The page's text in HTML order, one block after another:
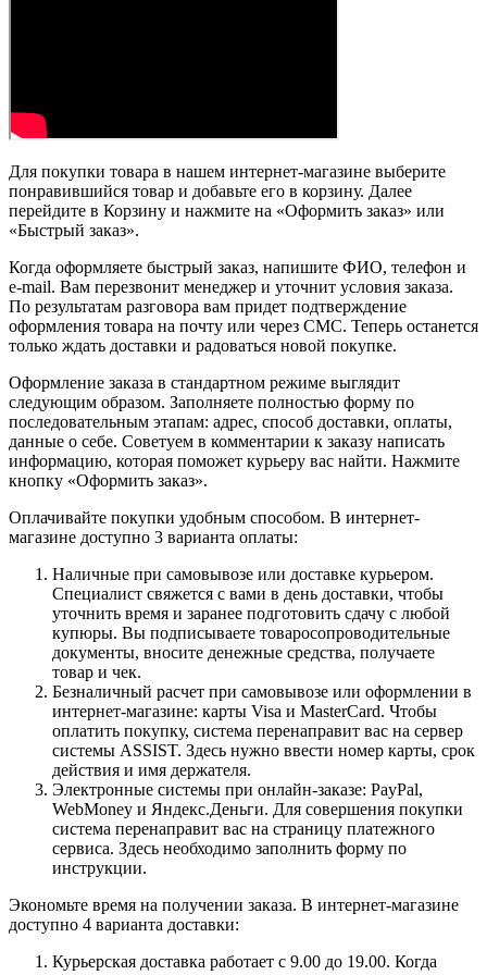
Для покупки товара в нашем интернет-магазине выберите
понравившийся товар и добавьте его в корзину. Далее
перейдите в Корзину и нажмите на «Оформить заказ» или
«Быстрый заказ».
Когда оформляете быстрый заказ, напишите ФИО, телефон и
e-mail. Вам перезвонит менеджер и уточнит условия заказа.
По результатам разговора вам придет подтверждение
оформления товара на почту или через СМС. Теперь останется
только ждать доставки и радоваться новой покупке.
Оформление заказа в стандартном режиме выглядит
следующим образом. Заполняете полностью форму по
последовательным этапам: адрес, способ доставки, оплаты,
данные о себе. Советуем в комментарии к заказу написать
информацию, которая поможет курьеру вас найти. Нажмите
кнопку «Оформить заказ».
Оплачивайте покупки удобным способом. В интернет-
магазине доступно 3 варианта оплаты:
Наличные при самовывозе или доставке курьером.
Специалист свяжется с вами в день доставки, чтобы
уточнить время и заранее подготовить сдачу с любой
купюры. Вы подписываете товаросопроводительные
документы, вносите денежные средства, получаете
товар и чек.
Безналичный расчет при самовывозе или оформлении в
интернет-магазине: карты Visa и MasterCard. Чтобы
оплатить покупку, система перенаправит вас на сервер
системы ASSIST. Здесь нужно ввести номер карты, срок
действия и имя держателя.
Электронные системы при онлайн-заказе: PayPal,
WebMoney и Яндекс.Деньги. Для совершения покупки
система перенаправит вас на страницу платежного
сервиса. Здесь необходимо заполнить форму по
инструкции.
Экономьте время на получении заказа. В интернет-магазине
доступно 4 варианта доставки:
Курьерская доставка работает с 9.00 до 19.00. Когда